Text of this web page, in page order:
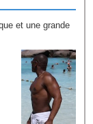
et une grande